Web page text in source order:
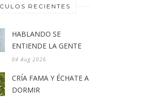
RECIENTES
HABLANDO SE
ENTIENDE LA GENTE
04 Aug 2026
CRÍA FAMA Y ÉCHATE A
DORMIR